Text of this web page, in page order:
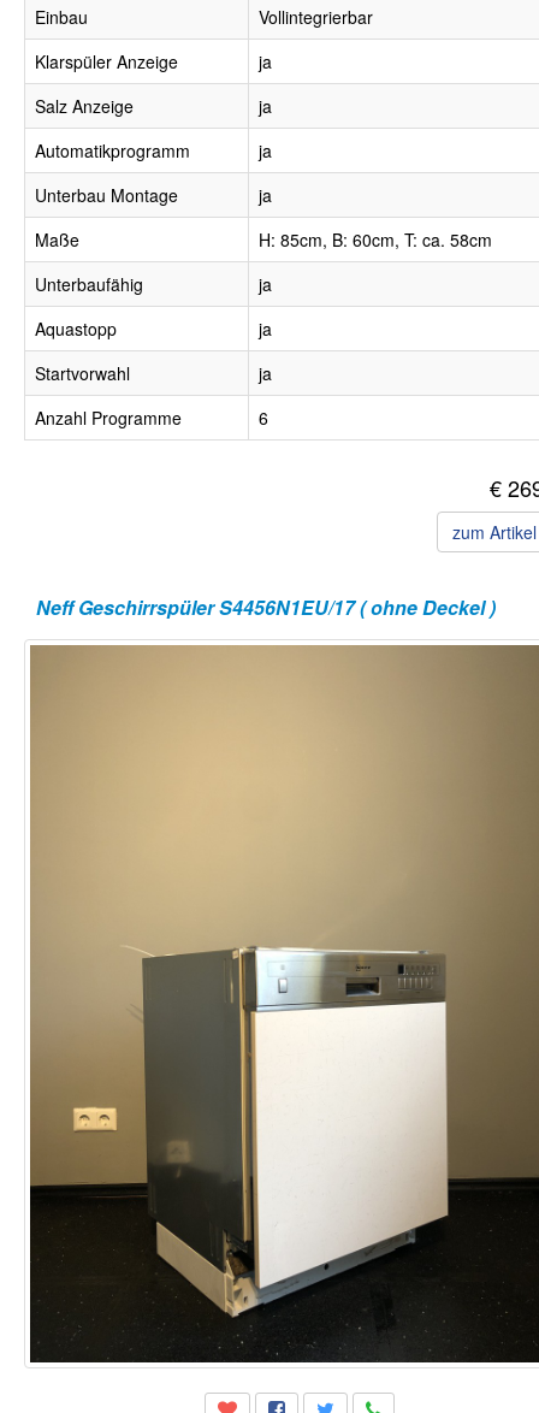
Einbau
Vollintegrierbar
Klarspüler Anzeige
ja
Salz Anzeige
ja
Automatikprogramm
ja
Unterbau Montage
ja
Maße
H: 85cm, B: 60cm, T: ca. 58cm
Unterbaufähig
ja
Aquastopp
ja
Startvorwahl
ja
Anzahl Programme
6
€
zum
Neff Geschirrspüler S4456N1EU/17 ( ohne Deckel )